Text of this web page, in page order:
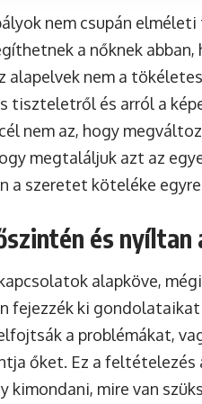
nem csupán
a nőknek
alapelvek nem a
tiszteletről és arról a
nem az, hogy
megtaláljuk azt az
a szeretet köteléke
és
alapköve,
fejezzék ki gondolataikat
a problémákat,
őket. Ez a
kimondani, mire van